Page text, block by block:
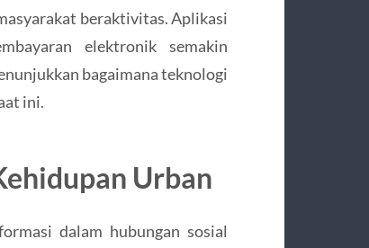
beraktivitas. Aplikasi
elektronik semakin
bagaimana teknologi
ini.
Urban
dalam hubungan sosial